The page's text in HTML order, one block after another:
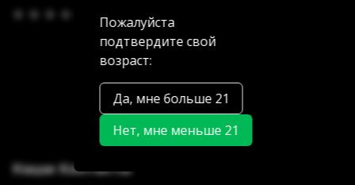
(0) В избранное
Наши Контакты
Пожалуйста
подтвердите свой
возраст:
Да, мне больше 21
Нет, мне меньше 21